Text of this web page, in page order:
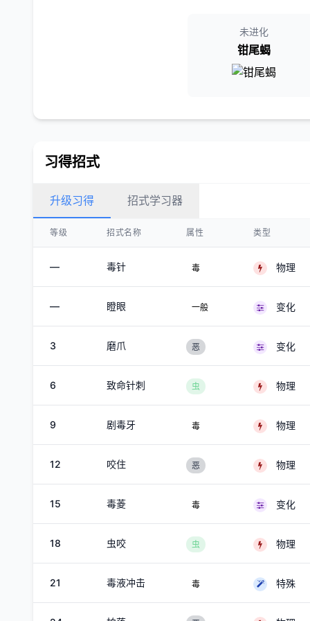
未进化
钳尾蝎
习得招式
升级习得 招式学习器
等级 招式名称 属性 类型
— 毒针 毒 物理
— 瞪眼 一般 变化
3 磨爪 恶 变化
6 致命针刺 虫 物理
9 剧毒牙 毒 物理
12 咬住 恶 物理
15 毒菱 毒 变化
18 虫咬 虫 物理
21 毒液冲击 毒 特殊